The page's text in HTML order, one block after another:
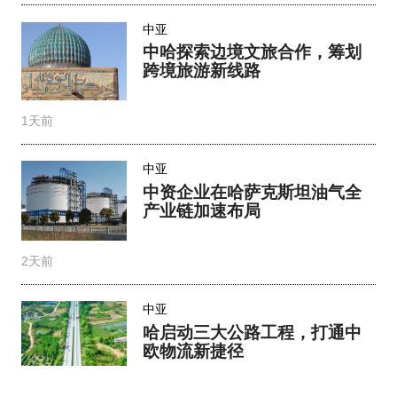
中亚
中哈探索边境文旅合作，筹划
跨境旅游新线路
1天前
中亚
中资企业在哈萨克斯坦油气全
产业链加速布局
2天前
中亚
哈启动三大公路工程，打通中
欧物流新捷径